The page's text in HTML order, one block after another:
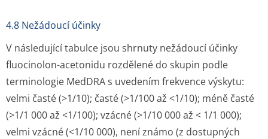
4.8 Nežádoucí účinky
V následující tabulce jsou shrnuty nežádoucí účinky
fluocinolon-acetonidu rozdělené do skupin podle
terminologie MedDRA s uvedením frekvence výskytu:
velmi časté (>1/10); časté (>1/100 až <1/10); méně časté
(>1/1 000 až <1/100); vzácné (>1/10 000 až < 1/1 000);
velmi vzácné (<1/10 000), není známo (z dostupných